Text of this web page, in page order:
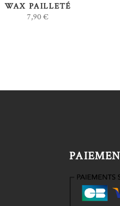
WAX PAILLETÉ
7,90€